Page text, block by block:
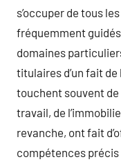
s’occuper de tous
fréquemment
domaines
titulaires d’un fait
touchent souvent
travail, de
revanche, ont fait
compétences précis